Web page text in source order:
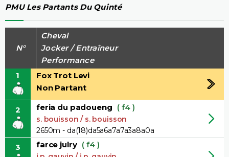
PMU Les Partants Du Quinté
N°
Cheval
Jocker / Entraîneur
Performance
1
Fox Trot Levi
Non Partant
2 feria du padoueng ( f4 )
s. bouisson / s. bouisson
2650m - da(18)da5a6a7a7a3a8a0a
3 farce julry ( f4 )